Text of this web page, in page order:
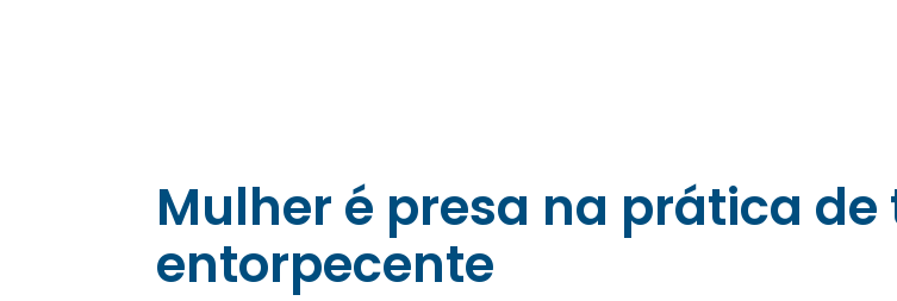
Mulher é presa na prática
entorpecente